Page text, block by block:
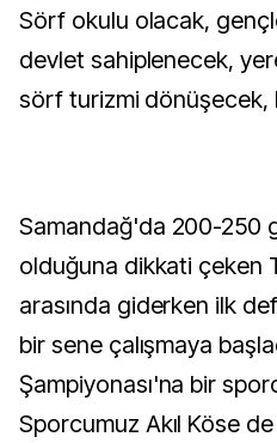
Sörf okulu olacak,
devlet sahiplenecek,
sörf turizmi dönüşecek,
Samandağ'da 200-250
olduğuna dikkati çeken
arasında giderken ilk
bir sene çalışmaya
Şampiyonası'na bir
Sporcumuz Akıl Köse